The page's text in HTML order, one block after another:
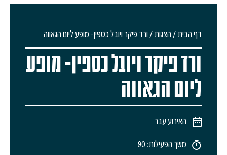
דף הבית/הצגות/ורד פיקר ויובל כספין- מופע ליום הגאווה
ורד פיקר ויובל כספין- מופע
ליום הגאווה
האירוע עבר
משך הפעילות: 90